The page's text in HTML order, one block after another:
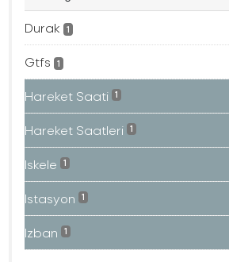
Durak 1
Gtfs 1
Hareket Saati 1
Hareket Saatleri 1
Iskele 1
Istasyon 1
Izban 1